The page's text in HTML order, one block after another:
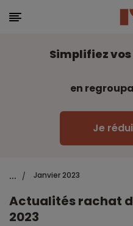
Simplifiez
en
Je
... / Janvier 2023
Actualités rachat
2023